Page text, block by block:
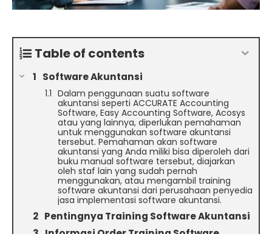
Table of contents
Software Akuntansi
Dalam penggunaan suatu software
akuntansi seperti ACCURATE Accounting
Software, Easy Accounting Software, Acosys
atau yang lainnya, diperlukan pemahaman
untuk menggunakan software akuntansi
tersebut. Pemahaman akan software
akuntansi yang Anda miliki bisa diperoleh dari
buku manual software tersebut, diajarkan
oleh staf lain yang sudah pernah
menggunakan, atau mengambil training
software akuntansi dari perusahaan penyedia
jasa implementasi software akuntansi.
Pentingnya Training Software Akuntansi